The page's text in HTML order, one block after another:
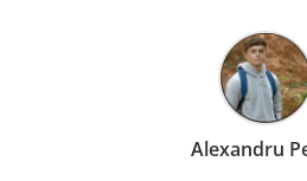
Alexandru